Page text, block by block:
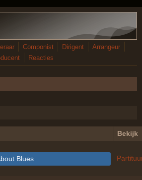
gaan
Componist Dirigent
Arrangeur
Reacties
Bekijk
Blues